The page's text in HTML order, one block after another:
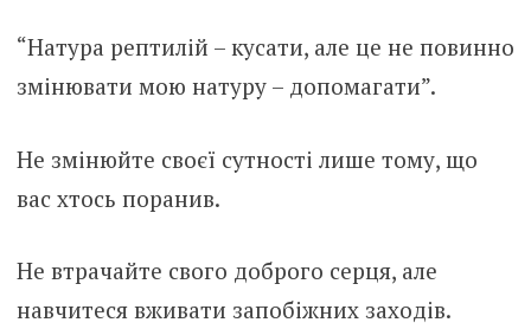
“Натура рептилій – кусати, але це не повинно
змінювати мою натуру – допомагати”.
Не змінюйте своєї сутності лише тому, що
вас хтось поранив.
Не втрачайте свого доброго серця, але
навчитеся вживати запобіжних заходів.